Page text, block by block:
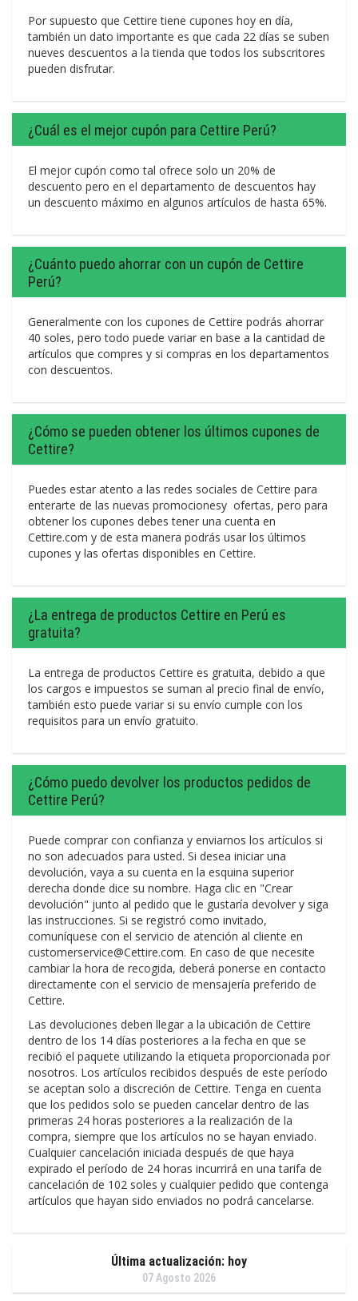
Por supuesto que Cettire tiene cupones hoy en día,
también un dato importante es que cada 22 días se suben
nueves descuentos a la tienda que todos los subscritores
pueden disfrutar.
¿Cuál es el mejor cupón para Cettire Perú?
El mejor cupón como tal ofrece solo un 20% de
descuento pero en el departamento de descuentos hay
un descuento máximo en algunos artículos de hasta 65%.
¿Cuánto puedo ahorrar con un cupón de Cettire
Perú?
Generalmente con los cupones de Cettire podrás ahorrar
40 soles, pero todo puede variar en base a la cantidad de
artículos que compres y si compras en los departamentos
con descuentos.
¿Cómo se pueden obtener los últimos cupones de
Cettire?
Puedes estar atento a las redes sociales de Cettire para
enterarte de las nuevas promocionesy ofertas, pero para
obtener los cupones debes tener una cuenta en
Cettire.com y de esta manera podrás usar los últimos
cupones y las ofertas disponibles en Cettire.
¿La entrega de productos Cettire en Perú es
gratuita?
La entrega de productos Cettire es gratuita, debido a que
los cargos e impuestos se suman al precio final de envío,
también esto puede variar si su envío cumple con los
requisitos para un envío gratuito.
¿Cómo puedo devolver los productos pedidos de
Cettire Perú?
Puede comprar con confianza y enviarnos los artículos si
no son adecuados para usted. Si desea iniciar una
devolución, vaya a su cuenta en la esquina superior
derecha donde dice su nombre. Haga clic en "Crear
devolución" junto al pedido que le gustaría devolver y siga
las instrucciones. Si se registró como invitado,
comuníquese con el servicio de atención al cliente en
customerservice@Cettire.com. En caso de que necesite
cambiar la hora de recogida, deberá ponerse en contacto
directamente con el servicio de mensajería preferido de
Cettire.
Las devoluciones deben llegar a la ubicación de Cettire
dentro de los 14 días posteriores a la fecha en que se
recibió el paquete utilizando la etiqueta proporcionada por
nosotros. Los artículos recibidos después de este período
se aceptan solo a discreción de Cettire. Tenga en cuenta
que los pedidos solo se pueden cancelar dentro de las
primeras 24 horas posteriores a la realización de la
compra, siempre que los artículos no se hayan enviado.
Cualquier cancelación iniciada después de que haya
expirado el período de 24 horas incurrirá en una tarifa de
cancelación de 102 soles y cualquier pedido que contenga
artículos que hayan sido enviados no podrá cancelarse.
Última actualización: hoy
07 Agosto 2026